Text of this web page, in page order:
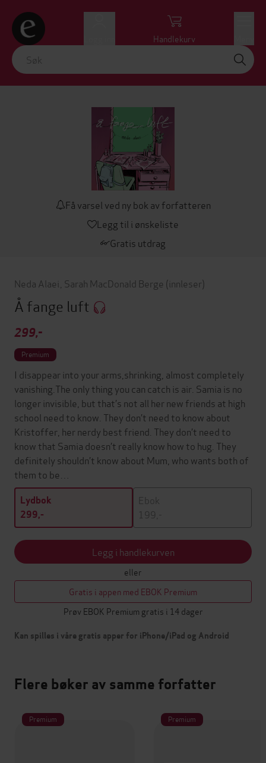
Handlekurv
Få varsel ved ny bok av forfatteren
Legg til i ønskeliste
Gratis utdrag
Neda Alaei Sarah MacDonald Berge (innleser)
Å fange luft
299,-
Premium
I disappear into your arms,shrinking, almost completely
vanishing.The only thing you can catch is air. Samia is no
longer invisible, but that’s not all her new friends at high
school need to know. They don’t need to know about
Kristoffer, her nerdy best friend. They don’t need to
know that Samia doesn’t really know how to hug. They
definitely shouldn’t know about Mum, who wants both of
them to be…
Lydbok
299,-
Ebok
199,-
Legg i handlekurven
eller
Gratis i appen med EBOK Premium
Prøv EBOK Premium gratis i 14 dager
Kan spilles i våre gratis apper for iPhone/iPad og Android
Flere bøker av samme forfatter
Premium Premium